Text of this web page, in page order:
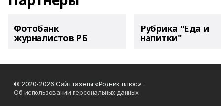
Фотобанк
журналистов РБ
Рубрика "Еда и
напитки"
© 2020-2026 Сайт газеты «Родник плюс» .
Об использовании персональных данных